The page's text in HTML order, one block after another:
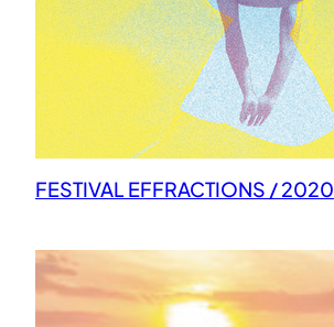
FESTIVAL EFFRACTIONS / 2020